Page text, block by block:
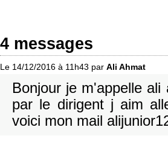
4 messages
Le 14/12/2016 à 11h43 par Ali Ahmat
Bonjour je m'appelle
par le dirigent j aim
voici mon mail